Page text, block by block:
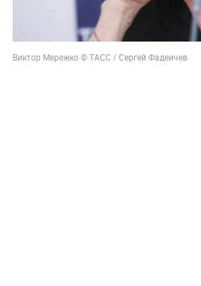
Виктор Мережко © ТАСС / Сергей Фадеичев